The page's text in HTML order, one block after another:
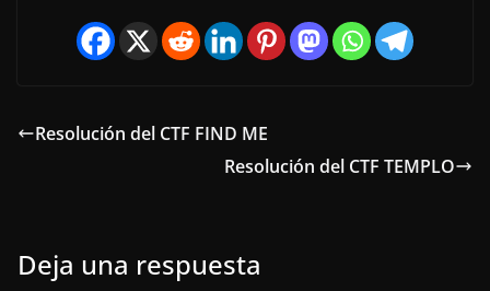
Resolución del CTF FIND ME
Resolución del CTF TEMPLO
Deja una respuesta